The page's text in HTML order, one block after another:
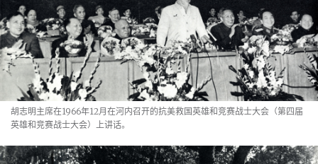
胡志明主席在1966年12月在河内召开的抗美救国英雄和竞赛战士大会（第四届
英雄和竞赛战士大会）上讲话。